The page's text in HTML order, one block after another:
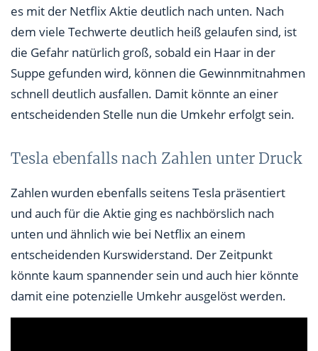
es mit der Netflix Aktie deutlich nach unten. Nach
dem viele Techwerte deutlich heiß gelaufen sind, ist
die Gefahr natürlich groß, sobald ein Haar in der
Suppe gefunden wird, können die Gewinnmitnahmen
schnell deutlich ausfallen. Damit könnte an einer
entscheidenden Stelle nun die Umkehr erfolgt sein.
Tesla ebenfalls nach Zahlen unter Druck
Zahlen wurden ebenfalls seitens Tesla präsentiert
und auch für die Aktie ging es nachbörslich nach
unten und ähnlich wie bei Netflix an einem
entscheidenden Kurswiderstand. Der Zeitpunkt
könnte kaum spannender sein und auch hier könnte
damit eine potenzielle Umkehr ausgelöst werden.